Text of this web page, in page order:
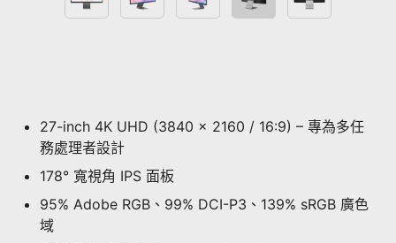
27-inch 4K UHD (3840 x 2160 / 16:9) – 專為多任
務處理者設計
178° 寬視角 IPS 面板
95% Adobe RGB、99% DCI-P3、139% sRGB 廣色
域